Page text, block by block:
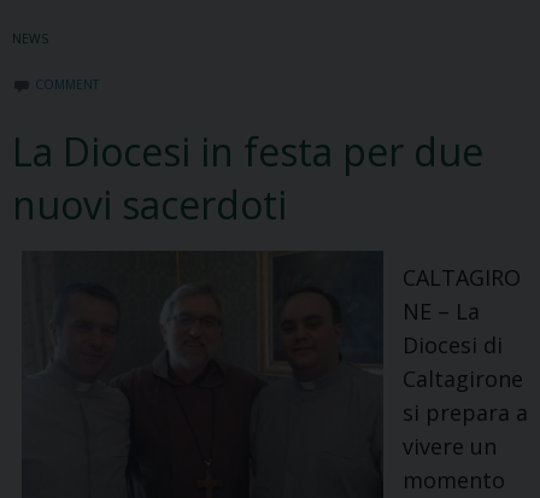
don
Luigi
Sturzo
NEWS
COMMENT
La Diocesi in festa per due
nuovi sacerdoti
CALTAGIRO
NE – La
Diocesi di
Caltagirone
si prepara a
vivere un
momento